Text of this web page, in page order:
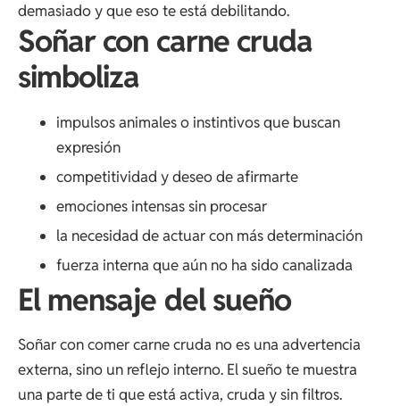
demasiado y que eso te está debilitando.
Soñar con carne cruda
simboliza
impulsos animales o instintivos que buscan
expresión
competitividad y deseo de afirmarte
emociones intensas sin procesar
la necesidad de actuar con más determinación
fuerza interna que aún no ha sido canalizada
El mensaje del sueño
Soñar con comer carne cruda no es una advertencia
externa, sino un reflejo interno. El sueño te muestra
una parte de ti que está activa, cruda y sin filtros.